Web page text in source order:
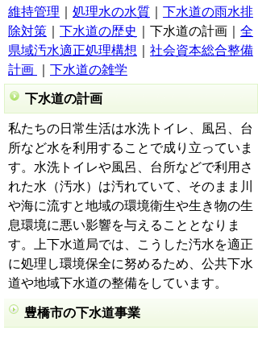
維持管理
処理水の水質
下水道の雨水排
除対策
下水道の歴史 ｜下水道の計画｜ 全
県域汚水適正処理構想
社会資本総合整備
計画
下水道の雑学
下水道の計画
私たちの日常生活は水洗トイレ、風呂、台
所など水を利用することで成り立っていま
す。水洗トイレや風呂、台所などで利用さ
れた水（汚水）は汚れていて、そのまま川
や海に流すと地域の環境衛生や生き物の生
息環境に悪い影響を与えることとなりま
す。上下水道局では、こうした汚水を適正
に処理し環境保全に努めるため、公共下水
道や地域下水道の整備をしています。
豊橋市の下水道事業